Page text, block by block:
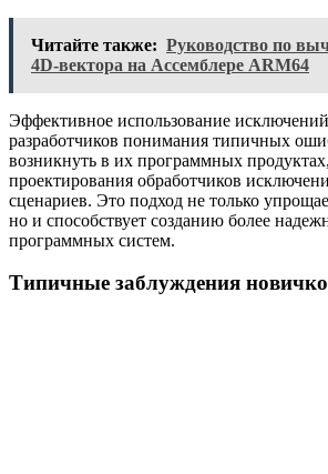
Читайте также: Руководство по
4D-вектора на Ассемблере ARM64
Эффективное использование исключений
разработчиков понимания типичных
возникнуть в их программных
проектирования обработчиков
сценариев. Это подход не только
но и способствует созданию более
программных систем.
Типичные заблуждения